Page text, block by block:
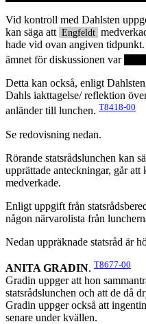
Vid kontroll med Dahlsten
kan säga att Engfeldt
hade vid ovan angiven
ämnet för diskussionen var
Detta kan också, enligt
Dahls iakttagelse/ reflektion
anländer till lunchen. T8418-00
Se redovisning nedan.
Rörande statsrådslunchen kan
upprättade anteckningar, går
medverkade.
Enligt uppgift från
någon närvarolista från
Nedan uppräknade statsråd är
ANITA GRADIN. T8677-00
Gradin uppger att hon
statsrådslunchen och att de då
Gradin uppger också att
senare under kvällen.